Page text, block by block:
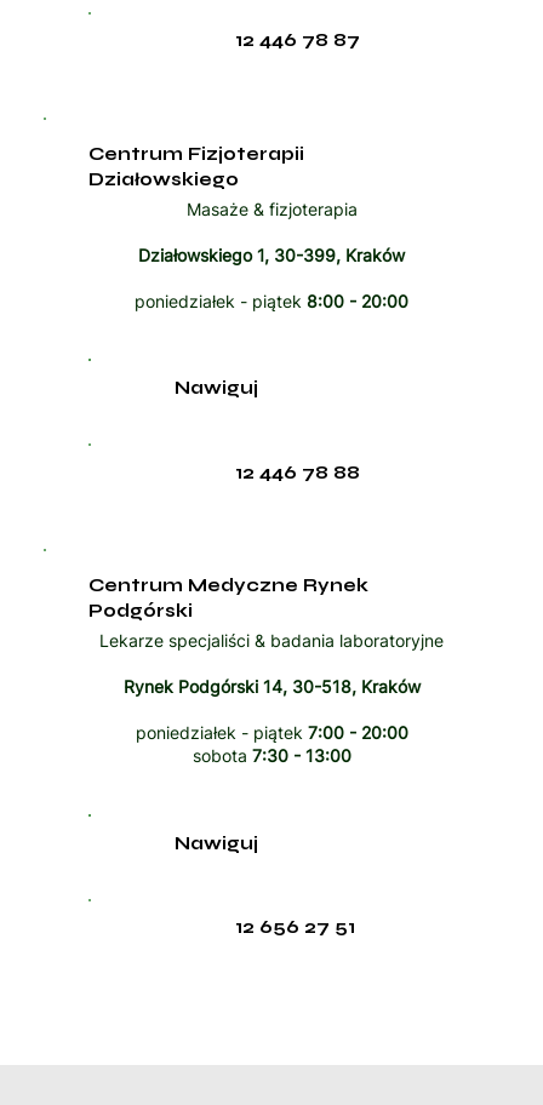
12 446 78 87
Centrum Fizjoterapii
Działowskiego
Masaże & fizjoterapia
Działowskiego 1, 30-399, Kraków
poniedziałek - piątek 8:00 - 20:00
12 446 78 88
Nawiguj
Centrum Medyczne Rynek
Podgórski
Lekarze specjaliści & badania laboratoryjne
Rynek Podgórski 14, 30-518, Kraków
poniedziałek - piątek 7:00 - 20:00
sobota 7:30 - 13:00
12 656 27 51
Nawiguj